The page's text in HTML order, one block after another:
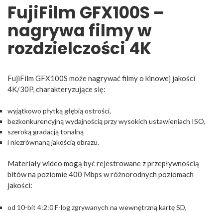
FujiFilm GFX100S –
nagrywa filmy w
rozdzielczości 4K
FujiFilm GFX100S może nagrywać filmy o kinowej jakości
4K/30P, charakteryzujące się:
wyjątkowo płytką głębią ostrości,
bezkonkurencyjną wydajnością przy wysokich ustawieniach ISO,
szeroką gradacją tonalną
i niezrównaną jakością obrazu.
Materiały wideo mogą być rejestrowane z przepływnością
bitów na poziomie 400 Mbps w różnorodnych poziomach
jakości:
od 10-bit 4:2:0 F-log zgrywanych na wewnętrzną kartę SD,